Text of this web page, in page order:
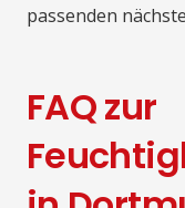
passenden
FAQ zur